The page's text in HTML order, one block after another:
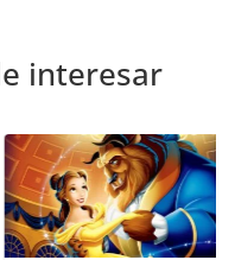
interesar